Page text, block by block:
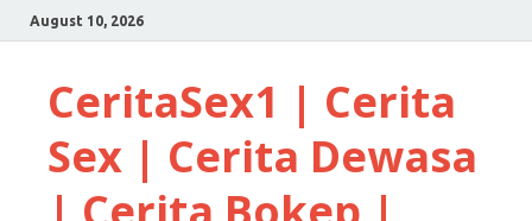
August 10, 2026
CeritaSex1 | Cerita
Sex | Cerita Dewasa